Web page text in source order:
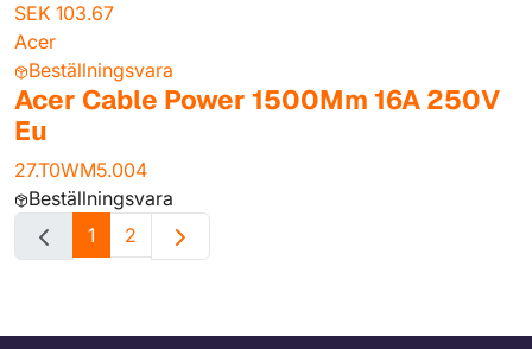
SEK 103.67
Acer
Beställningsvara
Acer Cable Power 1500Mm 16A 250V
Eu
27.T0WM5.004
Beställningsvara
1
2